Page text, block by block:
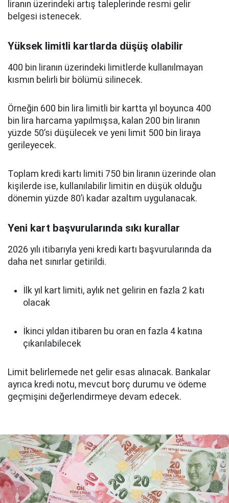
liranın üzerindeki artış taleplerinde resmi gelir
belgesi istenecek.
Yüksek limitli kartlarda düşüş olabilir
400 bin liranın üzerindeki limitlerde kullanılmayan
kısmın belirli bir bölümü silinecek.
Örneğin 600 bin lira limitli bir kartta yıl boyunca 400
bin lira harcama yapılmışsa, kalan 200 bin liranın
yüzde 50’si düşülecek ve yeni limit 500 bin liraya
gerileyecek.
Toplam kredi kartı limiti 750 bin liranın üzerinde olan
kişilerde ise, kullanılabilir limitin en düşük olduğu
dönemin yüzde 80’i kadar azaltım uygulanacak.
Yeni kart başvurularında sıkı kurallar
2026 yılı itibarıyla yeni kredi kartı başvurularında da
daha net sınırlar getirildi.
İlk yıl kart limiti, aylık net gelirin en fazla 2 katı
olacak
İkinci yıldan itibaren bu oran en fazla 4 katına
çıkarılabilecek
Limit belirlemede net gelir esas alınacak. Bankalar
ayrıca kredi notu, mevcut borç durumu ve ödeme
geçmişini değerlendirmeye devam edecek.